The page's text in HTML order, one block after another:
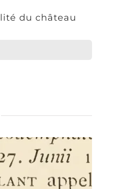
du château